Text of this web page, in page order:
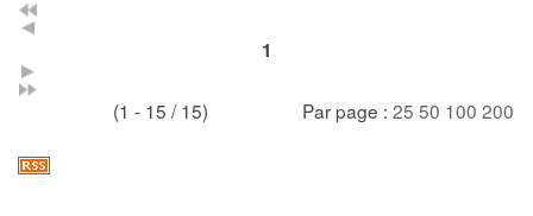
1
(1 - 15 / 15) Par page : 25 50 100 200